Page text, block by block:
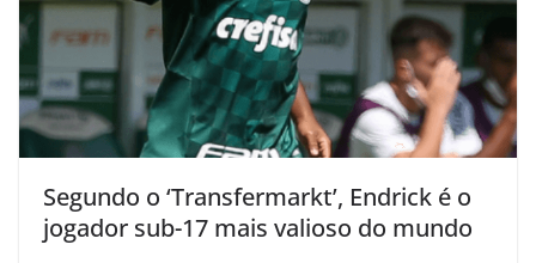
Segundo o ‘Transfermarkt’, Endrick é o
jogador sub-17 mais valioso do mundo